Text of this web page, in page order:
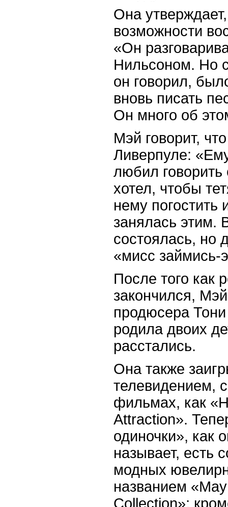
Она
возможности
«Он
Нильсоном. Но
он говорил,
вновь писать
Он много об
Мэй говорит,
Ливерпуле:
любил
хотел, чтобы
нему погостить
занялась этим.
состоялась, но
«мисс займись-
После того как
закончился,
продюсера
родила двоих
расстались.
Она также
телевидением,
фильмах, как «
Attraction».
одиночки», как
называет, есть
модных
названием «May
Collection»;